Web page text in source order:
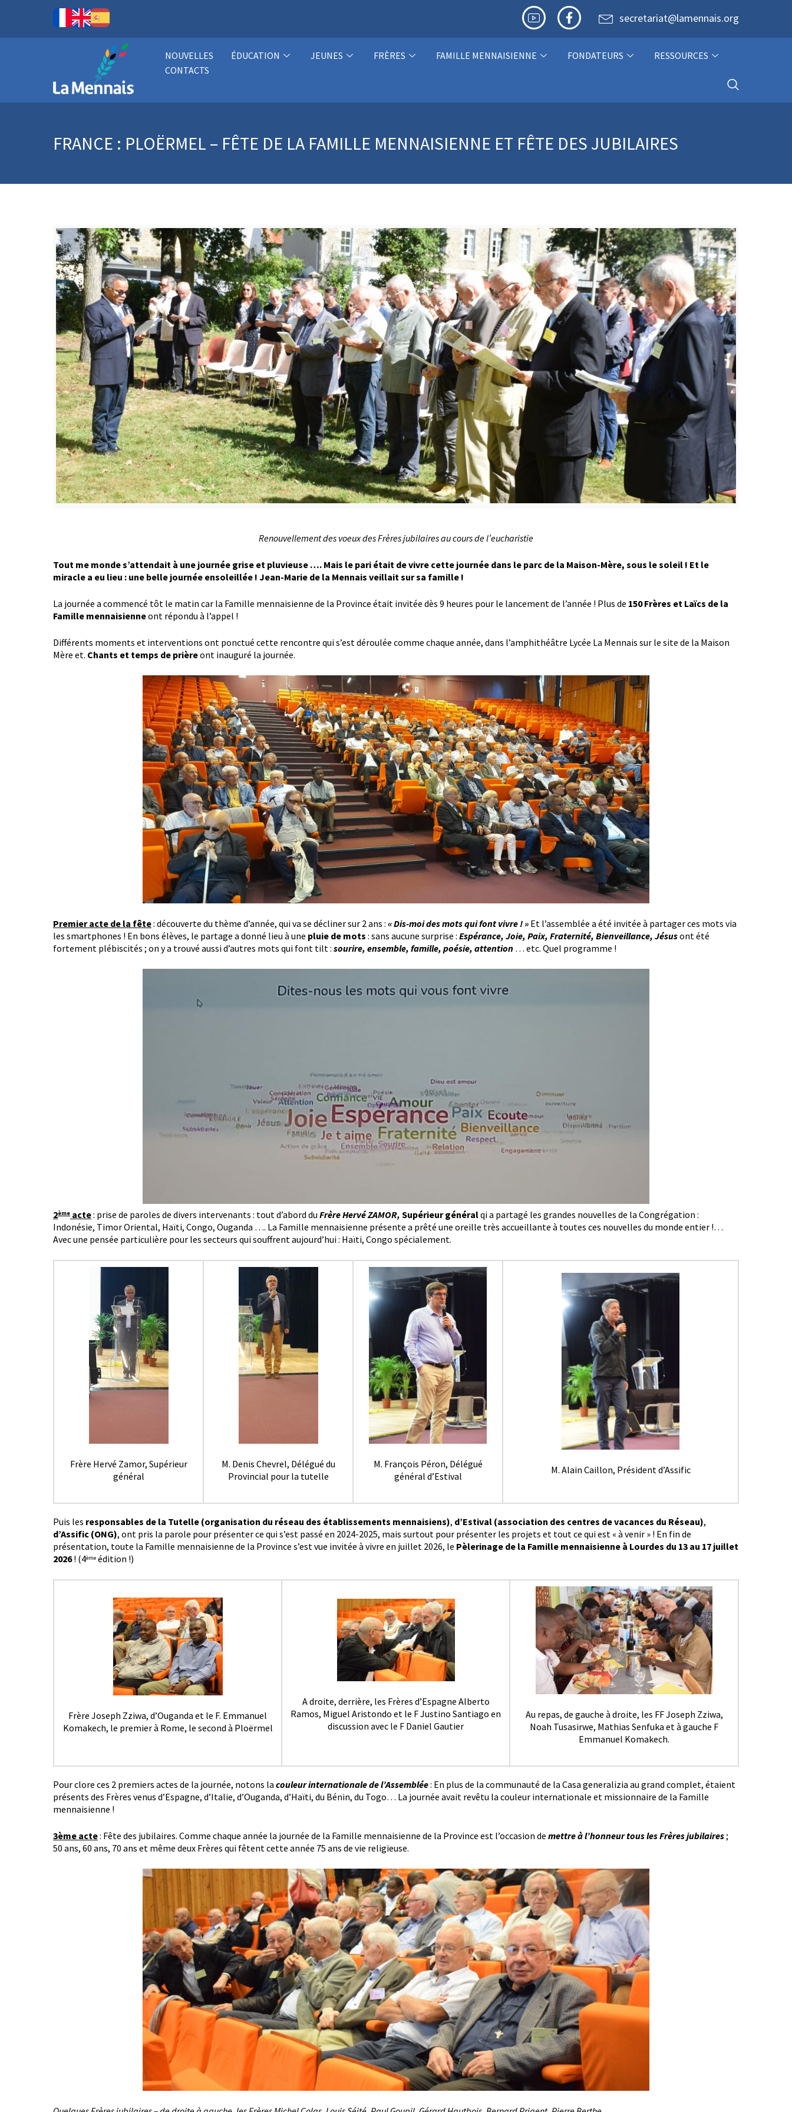
secretariat@lamennais.org
NOUVELLES ÉDUCATION JEUNES FRÈRES FAMILLE MENNAISIENNE FONDATEURS
RESSOURCES
CONTACTS
FRANCE : PLOËRMEL – FÊTE DE LA FAMILLE MENNAISIENNE ET FÊTE DES JUBILAIRES
Renouvellement des voeux des Frères jubilaires au cours de l’eucharistie
Tout me monde s’attendait à une journée grise et pluvieuse …. Mais le pari était de vivre cette journée dans le parc de la Maison-Mère, sous le soleil ! Et le
miracle a eu lieu : une belle journée ensoleillée ! Jean-Marie de la Mennais veillait sur sa famille !
La journée a commencé tôt le matin car la Famille mennaisienne de la Province était invitée dès 9 heures pour le lancement de l’année ! Plus de 150 Frères et Laïcs de la
Famille mennaisienneont répondu à l’appel !
Différents moments et interventions ont ponctué cette rencontre qui s’est déroulée comme chaque année, dans l’amphithéâtre Lycée La Mennais sur le site de la Maison
Mère et. Chants et temps de prièreont inauguré la journée.
Premier acte de la fête: découverte du thème d’année, qui va se décliner sur 2 ans : « Dis-moi des mots qui font vivre ! » Et l’assemblée a été invitée à partager ces mots via
les smartphones ! En bons élèves, le partage a donné lieu à une pluie de mots : sans aucune surprise : Espérance, Joie, Paix, Fraternité, Bienveillance, Jésusont été
fortement plébiscités ; on y a trouvé aussi d’autres mots qui font tilt : sourire, ensemble, famille, poésie, attention … etc. Quel programme !
2ème acte: prise de paroles de divers intervenants : tout d’abord du Frère Hervé ZAMOR, Supérieur généralqi a partagé les grandes nouvelles de la Congrégation :
Indonésie, Timor Oriental, Haïti, Congo, Ouganda …. La Famille mennaisienne présente a prêté une oreille très accueillante à toutes ces nouvelles du monde entier !…
Avec une pensée particulière pour les secteurs qui souffrent aujourd’hui : Haïti, Congo spécialement.
Frère Hervé Zamor, Supérieur
général
M. Denis Chevrel, Délégué du
Provincial pour la tutelle
M. François Péron, Délégué
général d’Estival
M. Alain Caillon, Président d’Assific
Puis les responsables de la Tutelle (organisation du réseau des établissements mennaisiens), d’Estival (association des centres de vacances du Réseau),
d’Assific (ONG), ont pris la parole pour présenter ce qui s’est passé en 2024-2025, mais surtout pour présenter les projets et tout ce qui est « à venir » ! En fin de
présentation, toute la Famille mennaisienne de la Province s’est vue invitée à vivre en juillet 2026, le Pèlerinage de la Famille mennaisienne à Lourdes du 13 au 17 juillet
2026! (4ème édition !)
Frère Joseph Zziwa, d’Ouganda et le F. Emmanuel
Komakech, le premier à Rome, le second à Ploërmel
A droite, derrière, les Frères d’Espagne Alberto
Ramos, Miguel Aristondo et le F Justino Santiago en
discussion avec le F Daniel Gautier
Au repas, de gauche à droite, les FF Joseph Zziwa,
Noah Tusasirwe, Mathias Senfuka et à gauche F
Emmanuel Komakech.
Pour clore ces 2 premiers actes de la journée, notons la couleur internationale de l’Assemblée: En plus de la communauté de la Casa generalizia au grand complet, étaient
présents des Frères venus d’Espagne, d’Italie, d’Ouganda, d’Haïti, du Bénin, du Togo… La journée avait revêtu la couleur internationale et missionnaire de la Famille
mennaisienne !
3ème acte: Fête des jubilaires. Comme chaque année la journée de la Famille mennaisienne de la Province est l’occasion de mettre à l’honneur tous les Frères jubilaires;
50 ans, 60 ans, 70 ans et même deux Frères qui fêtent cette année 75 ans de vie religieuse.